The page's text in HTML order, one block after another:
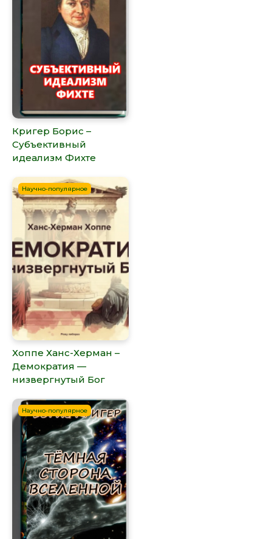
Кригер Борис –
Субъективный
идеализм Фихте
Научно-популярное
Хоппе Ханс-Херман –
Демократия —
низвергнутый Бог
Научно-популярное